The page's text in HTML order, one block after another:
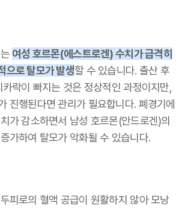
여성 호르몬(에스트로겐) 수치가 급격히
으로 탈모가 발생할 수 있습니다. 출산 후
락이 빠지는 것은 정상적인 과정이지만,
진행된다면 관리가 필요합니다. 폐경기에
가 감소하면서 남성 호르몬(안드로겐)의
가하여 탈모가 악화될 수 있습니다.
피로의 혈액 공급이 원활하지 않아 모낭